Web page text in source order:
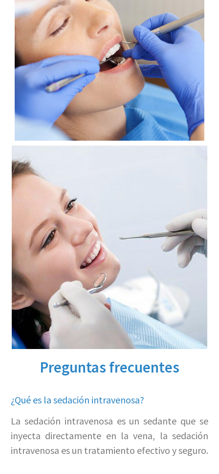
Preguntas frecuentes
¿Qué es la sedación intravenosa?
La sedación intravenosa es un sedante que se
inyecta directamente en la vena, la sedación
intravenosa es un tratamiento efectivo y seguro.